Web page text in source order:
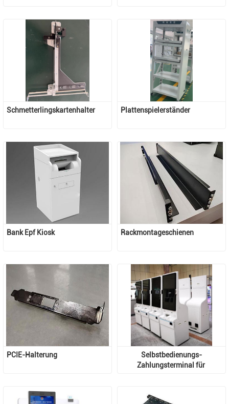
Schmetterlingskartenhalter Plattenspielerständer
Bank Epf Kiosk Rackmontageschienen
PCIE-Halterung
Selbstbedienungs-
Zahlungsterminal für